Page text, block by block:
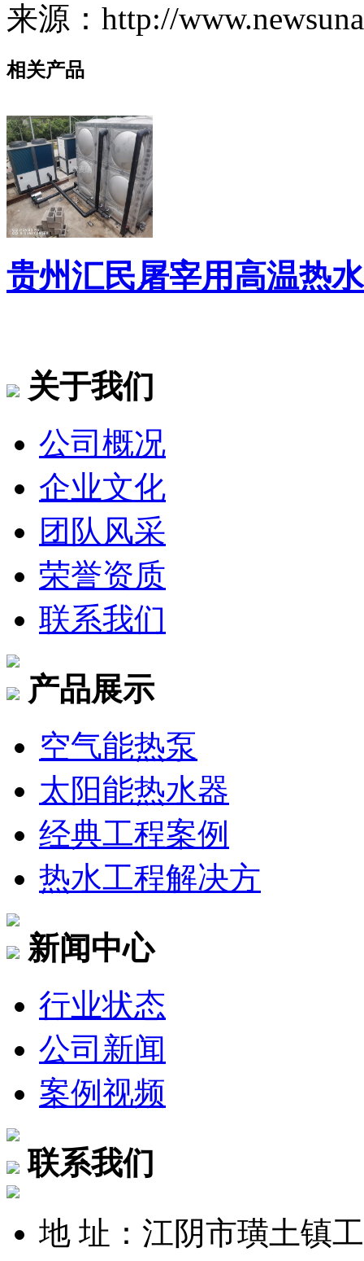
来源：http://
相关产品
贵州汇民屠宰用高温热
关于我们
公司概况
企业文化
团队风采
荣誉资质
联系我们
产品展示
空气能热泵
太阳能热水器
经典工程案例
热水工程解决方
新闻中心
行业状态
公司新闻
案例视频
联系我们
地 址：江阴市璜土镇